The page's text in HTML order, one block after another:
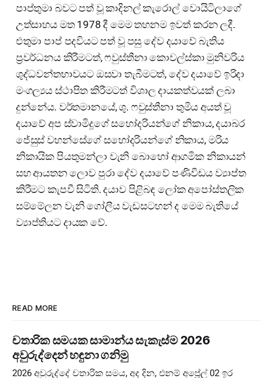
පාප්තුමා බවට පත් වූ කාදිනල් කැරොල් වොයිටිලාගේ
උත්සාහය මත 1978 දී මෙම තහනම ඉවත් කරන ලදී.
එතුමා පාප් පදවියට පත් වූ පසු දේව දයාවේ බැතිය
ප්‍රවර්ධනය කිරීමටත්, ෆවුස්තීනා කොවල්ස්කා මුනිවරිය
ශුද්ධවන්තභාවයට ඔසවා තැබීමටත්, දේව දයාවේ ඉරිදා
මංගල්‍යය ස්ථාපිත කිරීමටත් විශාල දායකත්වයක් ලබා
දුන්නේය. වර්තමානයේ, ශු. ෆවුස්තීනා තුමිය අයත් වූ
දයාවේ අප ස්වාමිදූගේ සහෝදරියන්ගේ නිකාය, දයාබර
ජේසුස් වහන්සේගේ සහෝදරියන්ගේ නිකාය, මරිය
නිකායික පියතුමන්ලා වැනි බොහෝ ආගමික නිකායන්
සහ ආයතන ලොව පුරා දේව දයාවේ පණිවිඩය ව්‍යාප්ත
කිරීමට කැපවී සිටිති. දයාව පිළිබඳ ලෝක අපෝස්තලික
සම්මේලන වැනි ගෝලීය වැඩසටහන් ද මෙම බැතියේ
ව්‍යාප්තියට දායක වේ.
READ MORE
චතාරික සමයක සාමාන්ය සැකැස්ම 2026
අවුරුද්දෙන් හඳුනා ගනිමු
2026 අවුරුද්දේ චතාරික සමය, අද දින, එනම් අප්‍රේල් 02 ඉර